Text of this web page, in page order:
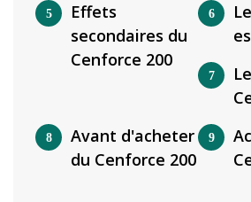
Effets
secondaires du
Cenforce 200
Avant d'acheter
du Cenforce 200